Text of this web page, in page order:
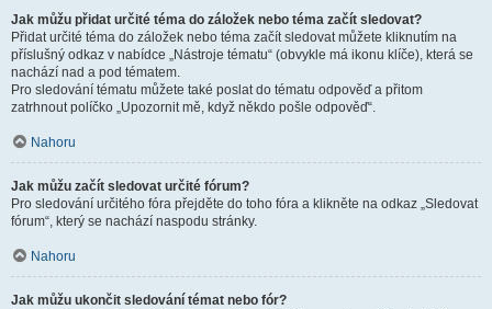
Jak můžu přidat určité téma do záložek nebo téma začít sledovat?
Přidat určité téma do záložek nebo téma začít sledovat můžete kliknutím na
příslušný odkaz v nabídce „Nástroje tématu“ (obvykle má ikonu klíče), která se
nachází nad a pod tématem.
Pro sledování tématu můžete také poslat do tématu odpověď a přitom
zatrhnout políčko „Upozornit mě, když někdo pošle odpověď“.
Nahoru
Jak můžu začít sledovat určité fórum?
Pro sledování určitého fóra přejděte do toho fóra a klikněte na odkaz „Sledovat
fórum“, který se nachází naspodu stránky.
Nahoru
Jak můžu ukončit sledování témat nebo fór?